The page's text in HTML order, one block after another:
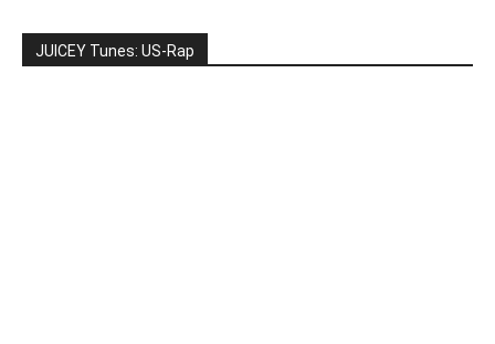
JUICEY Tunes: US-Rap